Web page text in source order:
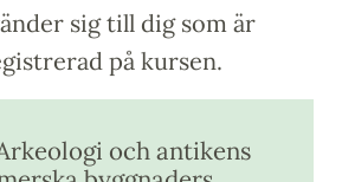
sig till dig som är
på kursen.
och antikens